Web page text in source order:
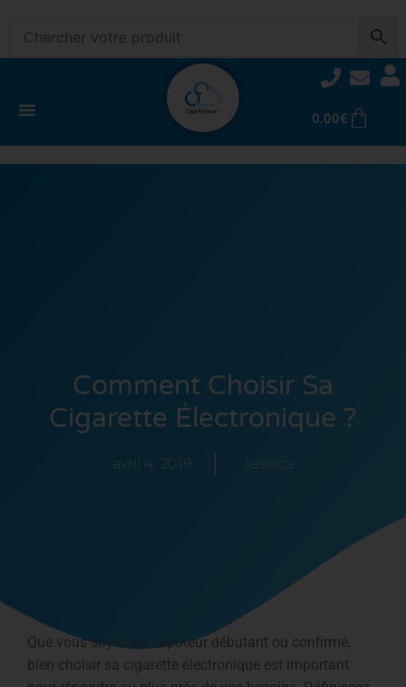
0.00€
Comment Choisir Sa
Cigarette Électronique ?
avril 4, 2019 Jessica
Que vous soyez un vapoteur débutant ou confirmé,
bien choisir sa cigarette électronique est important